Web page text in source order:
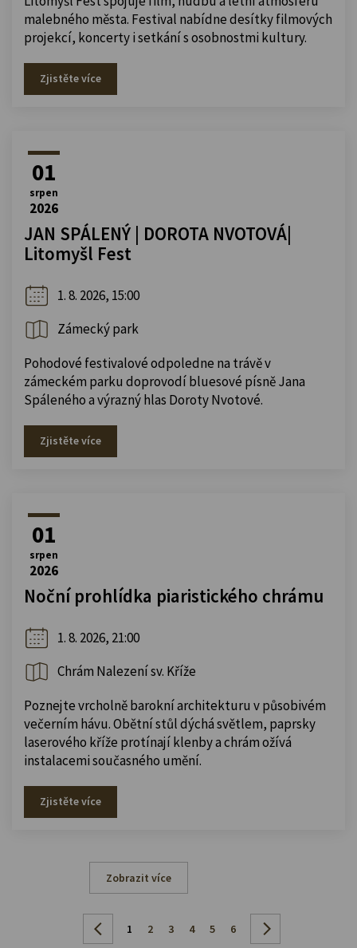
malebného města. Festival nabídne desítky filmových
projekcí, koncerty i setkání s osobnostmi kultury.
Zjistěte více
01
srpen
2026
JAN SPÁLENÝ | DOROTA NVOTOVÁ|
Litomyšl Fest
1. 8. 2026, 15:00
Zámecký park
Pohodové festivalové odpoledne na trávě v
zámeckém parku doprovodí bluesové písně Jana
Spáleného a výrazný hlas Doroty Nvotové.
Zjistěte více
01
srpen
2026
Noční prohlídka piaristického chrámu
1. 8. 2026, 21:00
Chrám Nalezení sv. Kříže
Poznejte vrcholně barokní architekturu v působivém
večerním hávu. Obětní stůl dýchá světlem, paprsky
laserového kříže protínají klenby a chrám ožívá
instalacemi současného umění.
Zjistěte více
Zobrazit více
1 2 3 4 5 6